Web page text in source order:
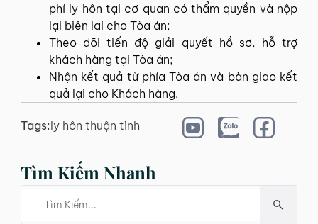
phí ly hôn tại cơ quan có thẩm quyền và nộp
lại biên lai cho Tòa án;
Theo dõi tiến độ giải quyết hồ sơ, hỗ trợ
khách hàng tại Tòa án;
Nhận kết quả từ phía Tòa án và bàn giao kết
quả lại cho Khách hàng.
Tags:ly hôn thuận tình
Tìm Kiếm Nhanh